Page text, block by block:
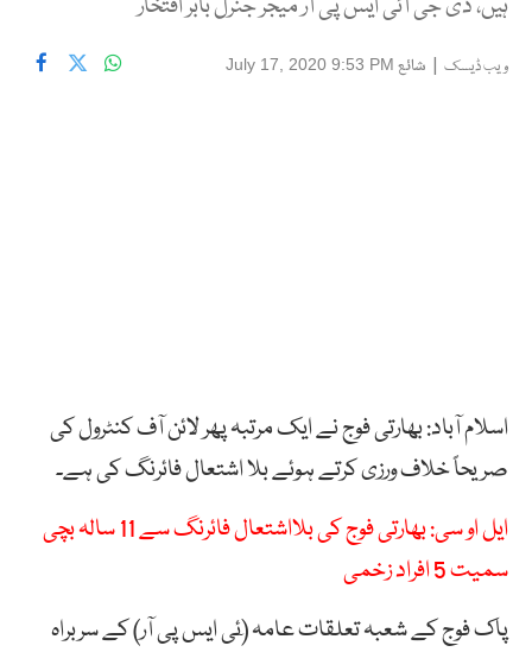
ہیں، ڈی جی آئی ایس پی آر میجر جنرل بابر افتخار
ویب ڈیسک | شائع July 17, 2020 9:53 PM
اسلام آباد: بھارتی فوج نے ایک مرتبہ پھر لائن آف کنٹرول کی
صریحاً خلاف ورزی کرتے ہوئے بلا اشتعال فائرنگ کی ہے۔
ایل او سی: بھارتی فوج کی بلااشتعال فائرنگ سے 11 سالہ بچی
سمیت 5 افراد زخمی
پاک فوج کے شعبہ تعلقات عامہ (ٓئی ایس پی آر) کے سربراہ